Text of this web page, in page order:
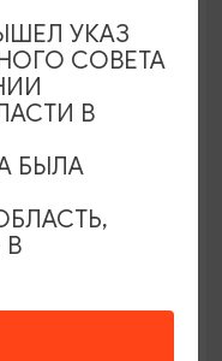
УКАЗ
СОВЕТА
В
БЫЛА
В